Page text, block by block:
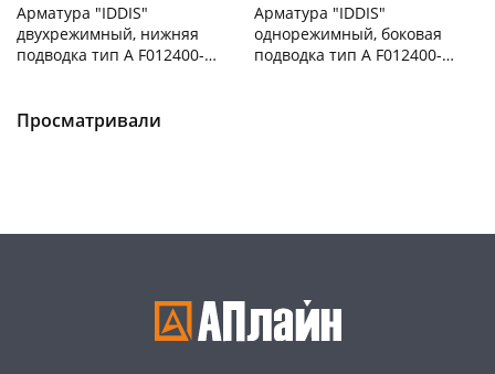
Арматура "IDDIS"
двухрежимный, нижняя
подводка тип А F012400-
Пошехонское ш, 18
Арматура "IDDIS"
однорежимный, боковая
подводка тип А F012400-
Просматривали